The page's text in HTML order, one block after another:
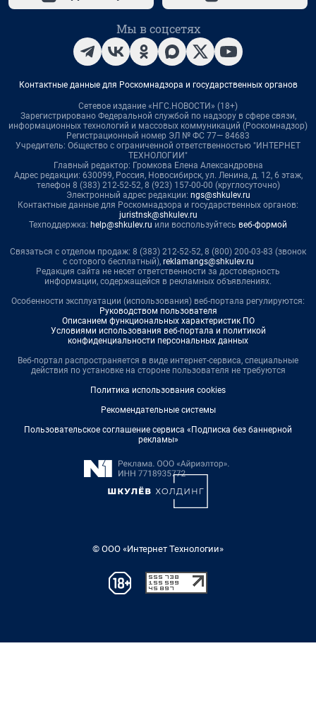
Мы в соцсетях
Контактные данные для Роскомнадзора и государственных органов
Сетевое издание «НГС.НОВОСТИ» (18+)
Зарегистрировано Федеральной службой по надзору в сфере связи,
информационных технологий и массовых коммуникаций (Роскомнадзор)
Регистрационный номер ЭЛ № ФС 77— 84683
Учредитель: Общество с ограниченной ответственностью "ИНТЕРНЕТ
ТЕХНОЛОГИИ"
Главный редактор: Громкова Елена Александровна
Адрес редакции: 630099, Россия, Новосибирск, ул. Ленина, д. 12, 6 этаж,
телефон 8 (383) 212-52-52, 8 (923) 157-00-00 (круглосуточно)
Электронный адрес редакции: ngs@shkulev.ru
Контактные данные для Роскомнадзора и государственных органов:
juristnsk@shkulev.ru
Техподдержка: help@shkulev.ru или воспользуйтесь веб-формой
Связаться с отделом продаж: 8 (383) 212-52-52, 8 (800) 200-03-83 (звонок
с сотового бесплатный), reklamangs@shkulev.ru
Редакция сайта не несет ответственности за достоверность
информации, содержащейся в рекламных объявлениях.
Особенности эксплуатации (использования) веб-портала регулируются:
Руководством пользователя
Описанием функциональных характеристик ПО
Условиями использования веб-портала и политикой
конфиденциальности персональных данных
Веб-портал распространяется в виде интернет-сервиса, специальные
действия по установке на стороне пользователя не требуются
Политика использования cookies
Рекомендательные системы
Пользовательское соглашение сервиса «Подписка без баннерной
рекламы»
© ООО «Интернет Технологии»